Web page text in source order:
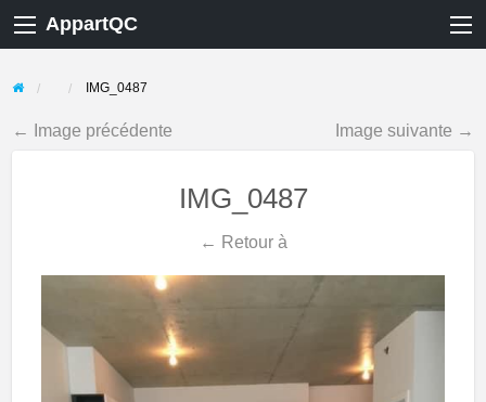
AppartQC
IMG_0487
← Image précédente Image suivante →
IMG_0487
← Retour à